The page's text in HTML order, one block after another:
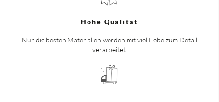
Hohe Qualität
Nur die besten Materialien werden mit viel Liebe zum Detail
verarbeitet.